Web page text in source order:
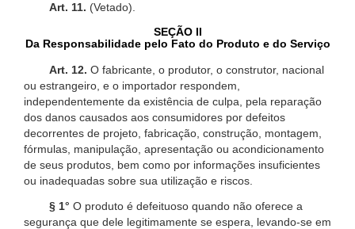
Art. 11. (Vetado).
SEÇÃO II
Da Responsabilidade pelo Fato do Produto e do Serviço
Art. 12. O fabricante, o produtor, o construtor, nacional
ou estrangeiro, e o importador respondem,
independentemente da existência de culpa, pela reparação
dos danos causados aos consumidores por defeitos
decorrentes de projeto, fabricação, construção, montagem,
fórmulas, manipulação, apresentação ou acondicionamento
de seus produtos, bem como por informações insuficientes
ou inadequadas sobre sua utilização e riscos.
§ 1° O produto é defeituoso quando não oferece a
segurança que dele legitimamente se espera, levando-se em